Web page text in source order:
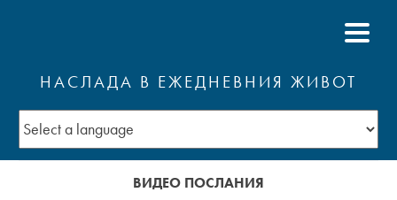
НАСЛАДА В ЕЖЕДНЕВНИЯ ЖИВОТ
ВИДЕО ПОСЛАНИЯ